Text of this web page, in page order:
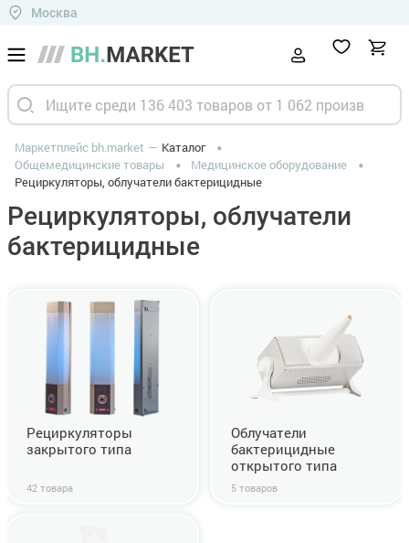
Москва
Маркетплейс bh.market
Каталог
Общемедицинские товары
Медицинское оборудование
Рециркуляторы, облучатели бактерицидные
Рециркуляторы, облучатели
бактерицидные
42 товара
Рециркуляторы
закрытого типа
5 товаров
Облучатели
бактерицидные
открытого типа